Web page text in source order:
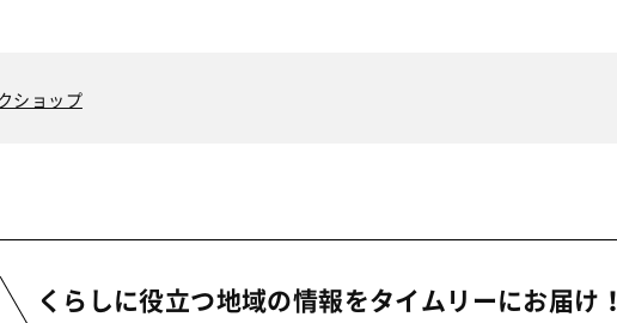
ショップ
くらしに役立つ地域の情報をタイムリーにお届け！